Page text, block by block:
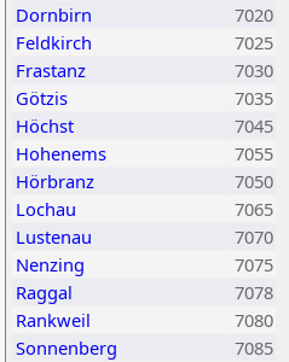
Dornbirn
7020
Feldkirch
7025
Frastanz
7030
Götzis
7035
Höchst
7045
Hohenems
7055
Hörbranz
7050
Lochau
7065
Lustenau
7070
Nenzing
7075
Raggal
7078
Rankweil
7080
Sonnenberg
7085